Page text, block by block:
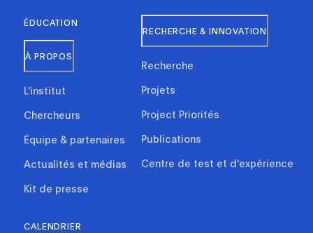
ÉDUCATION
À PROPOS
L'institut
Chercheurs
Équipe & partenaires
Actualités et médias
Kit de presse
RECHERCHE & INNOVATION
Recherche
Projets
Project Priorités
Publications
Centre de test et d'expérience
CALENDRIER